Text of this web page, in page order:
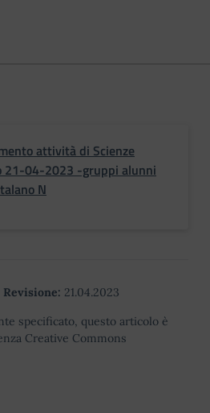
attività di Scienze
21-04-2023 -gruppi alunni
N
Revisione: 21.04.2023
specificato, questo articolo è
Creative Commons